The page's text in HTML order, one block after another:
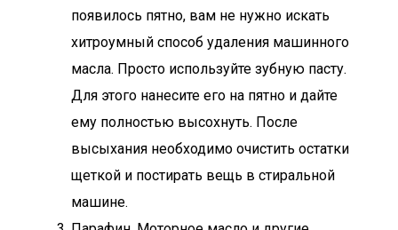
появилось пятно, вам не нужно искать
хитроумный способ удаления машинного
масла. Просто используйте зубную пасту.
Для этого нанесите его на пятно и дайте
ему полностью высохнуть. После
высыхания необходимо очистить остатки
щеткой и постирать вещь в стиральной
машине.